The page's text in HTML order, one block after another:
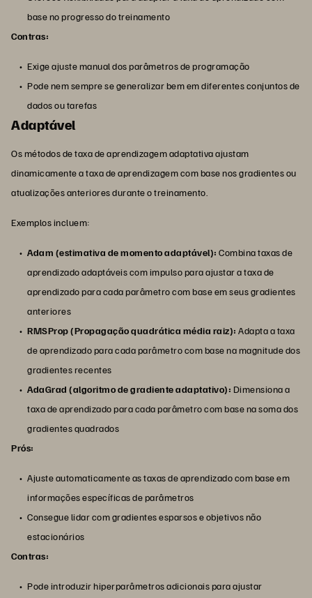
base no progresso do treinamento
Contras:
Exige ajuste manual dos parâmetros de programação
Pode nem sempre se generalizar bem em diferentes conjuntos de
dados ou tarefas
Adaptável
Os métodos de taxa de aprendizagem adaptativa ajustam
dinamicamente a taxa de aprendizagem com base nos gradientes ou
atualizações anteriores durante o treinamento.
Exemplos incluem:
Adam (estimativa de momento adaptável): Combina taxas de
aprendizado adaptáveis com impulso para ajustar a taxa de
aprendizado para cada parâmetro com base em seus gradientes
anteriores
RMSProp (Propagação quadrática média raiz): Adapta a taxa
de aprendizado para cada parâmetro com base na magnitude dos
gradientes recentes
AdaGrad (algoritmo de gradiente adaptativo): Dimensiona a
taxa de aprendizado para cada parâmetro com base na soma dos
gradientes quadrados
Prós:
Ajuste automaticamente as taxas de aprendizado com base em
informações específicas de parâmetros
Consegue lidar com gradientes esparsos e objetivos não
estacionários
Contras:
Pode introduzir hiperparâmetros adicionais para ajustar